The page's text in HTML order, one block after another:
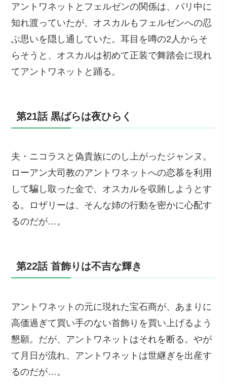
アントワネットとフェルゼンの関係は、パリ中に
知れ渡っていたが、オスカルもフェルゼンへの忍
ぶ思いを隠し通していた。耳目を噂の2人からそ
らそうと、オスカルは初めて正装で舞踏会に現れ
てアントワネットと踊る。
第21話 黒ばらは夜ひらく
夫・ニコラスと偽貴族にのし上がったジャンヌ。
ローアン大司教のアントワネットへの恋慕を利用
して騙し取った金で、オスカルを収賄しようとす
る。ロザリーは、そんな姉の行動を密かに心配す
るのだが…。
第22話 首飾りは不吉な輝き
アントワネットの元に現れた宝石商が、あまりに
高価過ぎて買い手のない首飾りを買い上げるよう
懇願。だが、アントワネットはそれを断る。やが
て月日が流れ、アントワネットは世継ぎを出産す
るのだが…。